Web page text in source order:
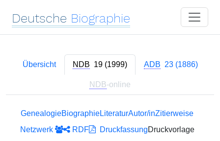
Deutsche Biographie
Übersicht NDB 19 (1999) ADB 23 (1886)
NDB-online
GenealogieBiographieLiteraturAutor/inZitierweise
Netzwerk
RDF DruckfassungDruckvorlage